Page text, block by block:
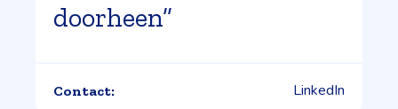
doorheen”
Contact: LinkedIn